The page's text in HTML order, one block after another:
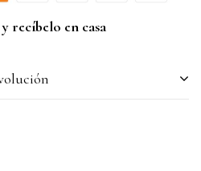
y recíbelo en casa